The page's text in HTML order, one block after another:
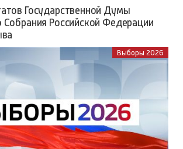
Государственной Думы
Российской Федерации
Выборы 2026